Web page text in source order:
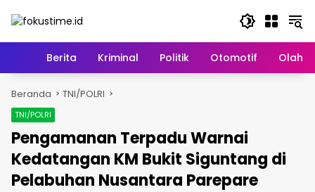
HomeBerita Kriminal Politik Otomotif
Beranda TNI/POLRI
TNI/POLRI
Pengamanan Terpadu Warnai
Kedatangan KM Bukit Siguntang di
Pelabuhan Nusantara Parepare